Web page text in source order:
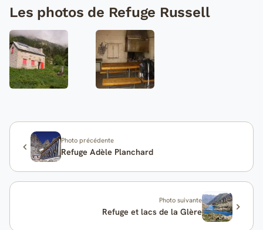
Les photos de Refuge Russell
Photo précédente
Refuge Adèle Planchard
Photo suivante
Refuge et lacs de la Glère